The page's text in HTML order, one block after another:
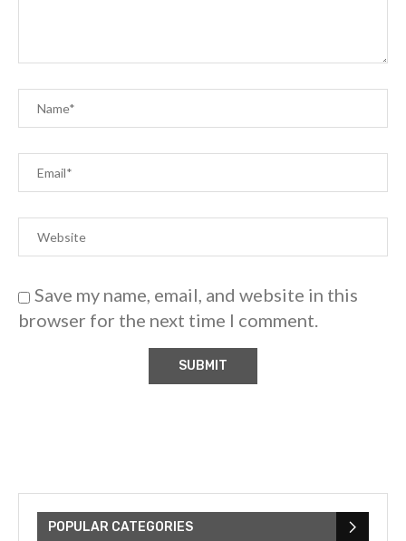
Save my name, email, and website in this
browser for the next time I comment.
POPULAR CATEGORIES